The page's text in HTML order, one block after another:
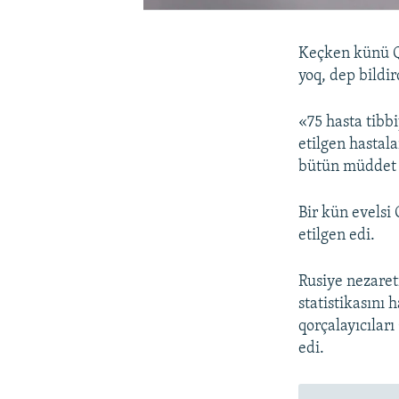
Keçken künü
yoq, dep
«75 hasta
etilgen
bütün müddet
Bir kün evelsi
etilgen edi.
Rusiye
statistikasını
edi.